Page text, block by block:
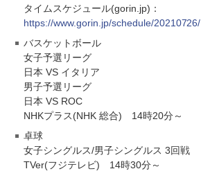
タイムスケジュール(gorin.jp)：
https://www.gorin.jp/schedule/20210726/
バスケットボール
女子予選リーグ
日本 VS イタリア
男子予選リーグ
日本 VS ROC
NHKプラス(NHK 総合) 14時20分～
卓球
女子シングルス/男子シングルス 3回戦
TVer(フジテレビ) 14時30分～